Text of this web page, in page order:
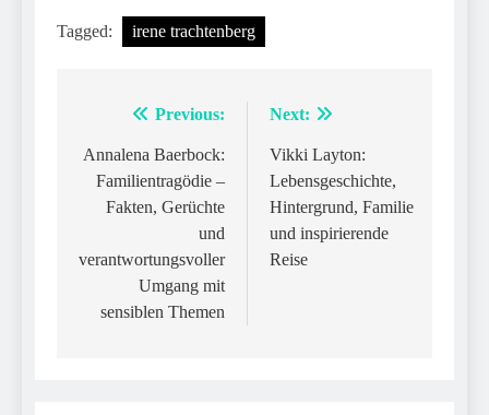
Tagged: irene trachtenberg
navigation
Previous:
Annalena Baerbock:
Familientragödie –
Fakten, Gerüchte
und
verantwortungsvoller
Umgang mit
sensiblen Themen
Next:
Vikki Layton:
Lebensgeschichte,
Hintergrund, Familie
und inspirierende
Reise